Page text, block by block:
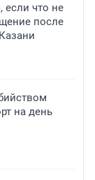
если что не
после
на день